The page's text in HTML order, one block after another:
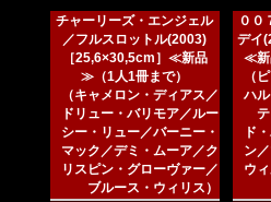
チャーリーズ・エンジェル
／フルスロットル(2003)
［25,6×30,5cm］≪新品
≫（1人1冊まで）
（キャメロン・ディアス／
ドリュー・バリモア／ルー
シー・リュー／バーニー・
マック／デミ・ムーア／ク
リスピン・グローヴァー／
ブルース・ウィリス）
００
デイ
≪新
（
ハ
ド
ン
ウ